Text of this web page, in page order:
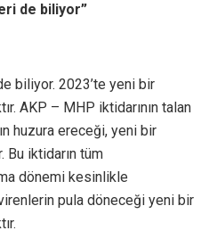
de biliyor”
biliyor. 2023’te yeni bir
AKP – MHP iktidarının talan
huzura ereceği, yeni bir
Bu iktidarın tüm
dönemi kesinlikle
pula döneceği yeni bir